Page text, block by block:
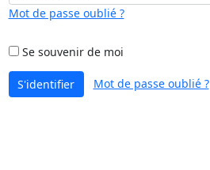
Mot de passe oublié ?
Se souvenir de moi
S'identifier Mot de passe oublié ?